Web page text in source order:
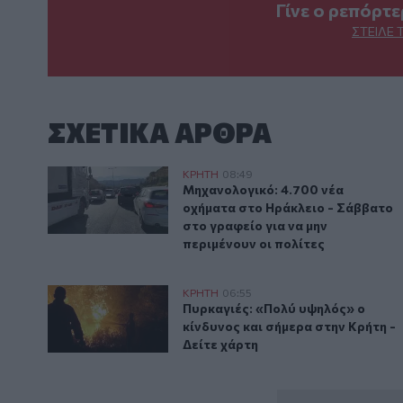
Γίνε ο
ΣΤΕΊΛΕ
ΣΧΕΤΙΚA AΡΘΡΑ
Μηχανολογικό: 4.700 νέα οχήματα στο Ηράκλειο -
ΚΡΗΤΗ 08:49
Μηχανολογικό: 4.700 νέα
Μηχανολογικό: 4.700 νέα
οχήματα στο Ηράκλειο - Σάββατο
στο γραφείο για να μην
περιμένουν οι πολίτες
Πυρκαγιές: «Πολύ υψηλός» ο κίνδυνος και σήμερα
ΚΡΗΤΗ 06:55
Πυρκαγιές: «Πολύ υψηλός» ο
Πυρκαγιές: «Πολύ υψηλός» ο
κίνδυνος και σήμερα στην Κρήτη -
Δείτε χάρτη